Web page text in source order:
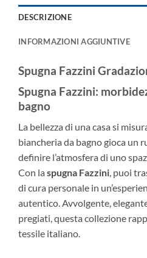
DESCRIZIONE
INFORMAZIONI AGGIUNTIVE
Spugna Fazzini
Spugna Fazzini:
bagno
La bellezza di una casa si
biancheria da bagno gioca un
definire l’atmosfera di uno
Con la spugna Fazzini, puoi
di cura personale in
autentico. Avvolgente,
pregiati, questa collezione
tessile italiano.